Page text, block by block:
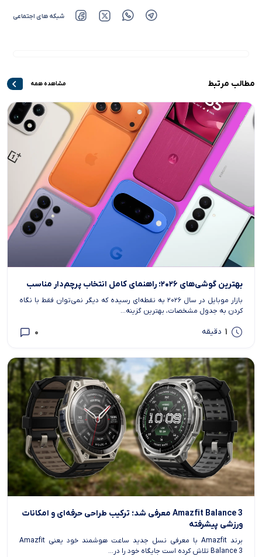
شبکه های اجتماعی
مطالب مرتبط مشاهده همه
بهترین گوشی‌های ۲۰۲۶؛ راهنمای کامل انتخاب پرچم‌دار مناسب
بازار موبایل در سال ۲۰۲۶ به نقطه‌ای رسیده که دیگر نمی‌توان فقط با نگاه
کردن به جدول مشخصات، بهترین گزینه...
1 دقیقه 0
Amazfit Balance 3 معرفی شد؛ ترکیب طراحی حرفه‌ای و امکانات
ورزشی پیشرفته
برند Amazfit با معرفی نسل جدید ساعت هوشمند خود یعنی Amazfit
Balance 3 تلاش کرده است جایگاه خود را در...